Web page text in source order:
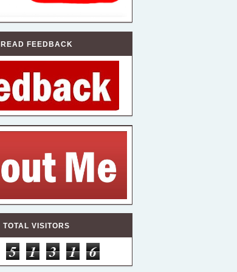
READ FEEDBACK
TOTAL VISITORS
5 1 3 1 6